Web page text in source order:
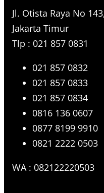
Jl. Otista Raya No
Jakarta Timur
Tlp : 021 857 0831
021 857 0832
021 857 0833
021 857 0834
0816 136 0607
0877 8199 9910
0821 2222 0503
WA : 082122220503